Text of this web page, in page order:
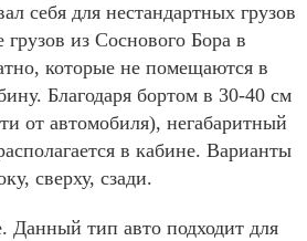
себя для нестандартных грузов
грузов из Соснового Бора в
которые не помещаются в
Благодаря бортом в 30-40 см
от автомобиля), негабаритный
в кабине. Варианты
сверху, сзади.
Данный тип авто подходит для